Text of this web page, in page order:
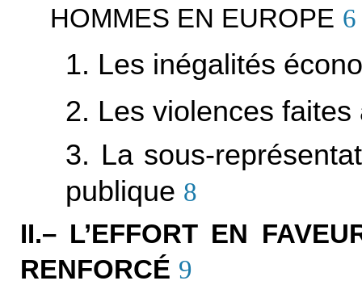
HOMMES EN EUROPE 6
1. Les inégalités
2. Les violences faites
3. La sous-
publique 8
II.– L’EFFORT EN
RENFORCÉ 9